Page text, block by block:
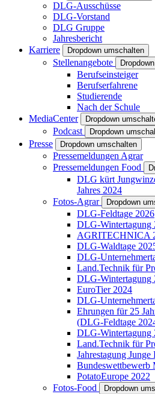
DLG-Ausschüsse
DLG-Vorstand
DLG Gruppe
Jahresbericht
Karriere
Dropdown umschalten
Stellenangebote
Berufseinsteiger
Berufserfahrene
Studierende
Nach der Schule
MediaCenter
Dropdown
Podcast Dropdown
Presse Dropdown umschalten
Pressemeldungen Agrar
Pressemeldungen Food
DLG kürt
Jahres 2024
Fotos-Agrar
Dropdown
DLG-Feldtage 2026
DLG-Wintertagung
AGRITECHNICA
DLG-Waldtage
DLG-
Land.Technik für
DLG-Wintertagung
EuroTier 2024
DLG-
Ehrungen für 25
(DLG-Feldtage
DLG-Wintertagung
Land.Technik für
Jahrestagung
Bundeswettbewerb
PotatoEurope 2022
Fotos-Food
Dropdown